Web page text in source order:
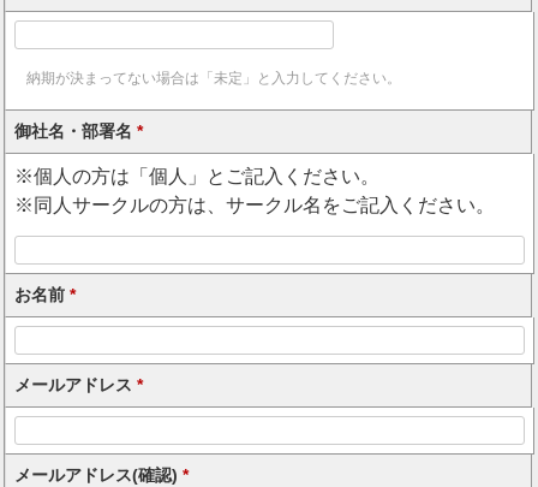
納期が決まってない場合は「未定」と入力してください。
御社名・部署名 *
※個人の方は「個人」とご記入ください。
※同人サークルの方は、サークル名をご記入ください。
お名前 *
メールアドレス *
メールアドレス(確認) *